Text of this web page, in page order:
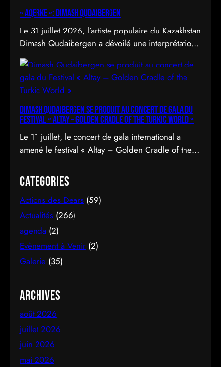
« Aqerke »: Dimash Qudaibergen
Le 31 juillet 2026, l’artiste populaire du Kazakhstan
Dimash Qudaibergen a dévoilé une interprétation
contemporaine de la chanson folklorique kazakhe
Aqerke sur sa chaîne YouTube officielle.
Dimash Qudaibergen se produit au concert de gala du
Festival « Altay – Golden Cradle of the Turkic World »
Le 11 juillet, le concert de gala international a
amené le festival « Altay – Golden Cradle of the
pied des montagnes d’Altay au Kazakhstan.
Categories
Actions des Dears (59)
Actualités (266)
agenda (2)
Evènement à Venir (2)
Galerie (35)
Archives
août 2026
juillet 2026
juin 2026
mai 2026